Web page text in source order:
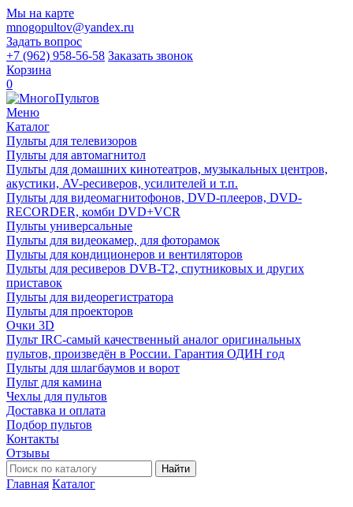
Мы на карте
mnogopultov@yandex.ru
Задать вопрос
+7 (962) 958-56-58 Заказать звонок
Корзина
0
Меню
Каталог
Пульты для телевизоров
Пульты для автомагнитол
Пульты для домашних кинотеатров, музыкальных центров,
акустики, AV-ресиверов, усилителей и т.п.
Пульты для видеомагнитофонов, DVD-плееров, DVD-
RECORDER, комби DVD+VCR
Пульты универсальные
Пульты для видеокамер, для фоторамок
Пульты для кондиционеров и вентиляторов
Пульты для ресиверов DVB-T2, спутниковых и других
приставок
Пульты для видеорегистратора
Пульты для проекторов
Очки 3D
Пульт IRC-самый качественный аналог оригинальных
пультов, произведён в России. Гарантия ОДИН год
Пульты для шлагбаумов и ворот
Пульт для камина
Чехлы для пультов
Доставка и оплата
Подбор пультов
Контакты
Отзывы
Найти
Главная Каталог